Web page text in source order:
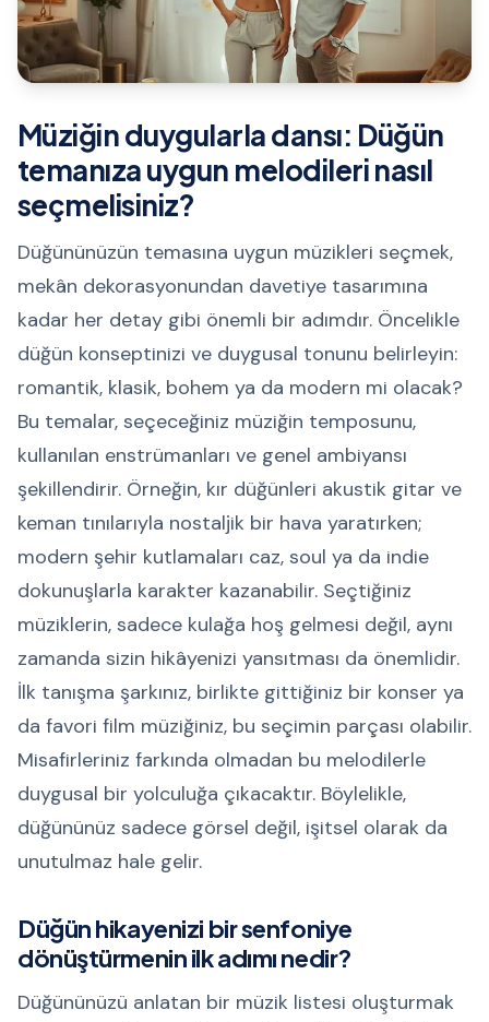
Müziğin duygularla dansı: Düğün
temanıza uygun melodileri nasıl
seçmelisiniz?
Düğününüzün temasına uygun müzikleri seçmek,
mekân dekorasyonundan davetiye tasarımına
kadar her detay gibi önemli bir adımdır. Öncelikle
düğün konseptinizi ve duygusal tonunu belirleyin:
romantik, klasik, bohem ya da modern mi olacak?
Bu temalar, seçeceğiniz müziğin temposunu,
kullanılan enstrümanları ve genel ambiyansı
şekillendirir. Örneğin, kır düğünleri akustik gitar ve
keman tınılarıyla nostaljik bir hava yaratırken;
modern şehir kutlamaları caz, soul ya da indie
dokunuşlarla karakter kazanabilir. Seçtiğiniz
müziklerin, sadece kulağa hoş gelmesi değil, aynı
zamanda sizin hikâyenizi yansıtması da önemlidir.
İlk tanışma şarkınız, birlikte gittiğiniz bir konser ya
da favori film müziğiniz, bu seçimin parçası olabilir.
Misafirleriniz farkında olmadan bu melodilerle
duygusal bir yolculuğa çıkacaktır. Böylelikle,
düğününüz sadece görsel değil, işitsel olarak da
unutulmaz hale gelir.
Düğün hikayenizi bir senfoniye
dönüştürmenin ilk adımı nedir?
Düğününüzü anlatan bir müzik listesi oluşturmak